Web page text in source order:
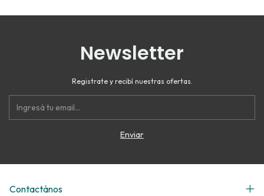
Newsletter
Registrate y recibí nuestras ofertas.
Contactános